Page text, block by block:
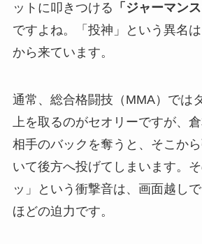
ットに叩きつける 「ジャーマン
ですよね。「投神」という異名
から来ています。
通常、総合格闘技（MMA）では
上を取るのがセオリーですが、
相手のバックを奪うと、そこか
いて後方へ投げてしまいます。
ッ」という衝撃音は、画面越し
ほどの迫力です。